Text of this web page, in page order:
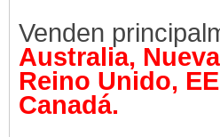
Venden
Australia,
Reino Unido,
Canadá.